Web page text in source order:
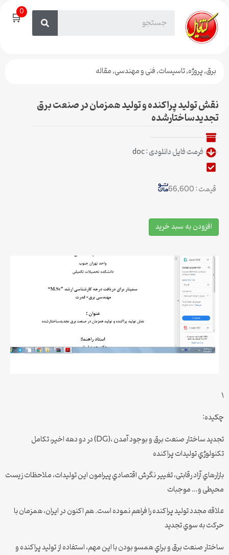
🛒0
برق,پروژه,تاسیسات,فنی و مهندسی,مقاله
نقش تولید پراکنده و تولید همزمان در صنعت برق
تجدیدساختارشده
فرمت فایل دانلودی : doc
قیمت : 66,600
افزودن به سبد خرید
١
چکیده:
تجدید ساختار صنعت برق و بوجود آمدن ،(DG) در دو دهه اخیر، تکامل
تکنولوژي تولیدات پراکنده
بازارهاي آزاد رقابتی، تغییر نگرش اقتصادي پیرامون این تولیدات، ملاحظات زیست
محیطی و… موجبات
علاقه مجدد تولید پراکنده را فراهم نموده است. هم اکنون در ایران، همزمان با
حرکت به سوي تجدید
ساختار صنعت برق و براي همسو بودن با این مهم، استفاده از تولید پراکنده و